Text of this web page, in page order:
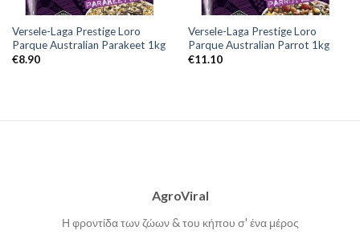
Versele-Laga Prestige Loro
Parque Australian Parakeet 1kg
€8.90
Versele-Laga Prestige Loro
Parque Australian Parrot 1kg
€11.10
AgroViral
Η φροντίδα των ζώων & του κήπου σ' ένα μέρος